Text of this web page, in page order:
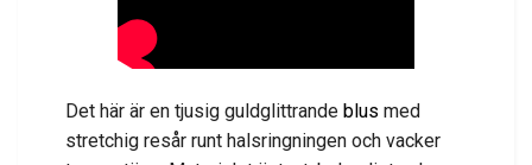
Det här är en tjusig guldglittrande blus med
stretchig resår runt halsringningen och vacker